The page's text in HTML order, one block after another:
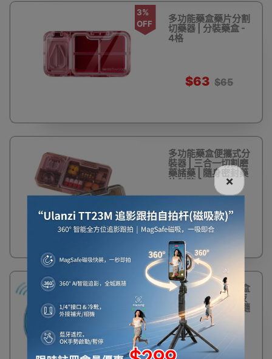
3%
OFF
多功能藥盒藥片分割
切藥器 | 分裝藥盒 -
4格
$63 $65
多功能藥盒便攜式分
裝器 | 三合一切割磨
藥諸藥 | 隨身密封藥
片封裝盒
$65
可定時帶夜燈7格一週便攜藥盒
- 藍色 | 自動定時提醒 | 柔光夜
間照明 | 七日分格管理 | 便攜隨
身設計
$100
×